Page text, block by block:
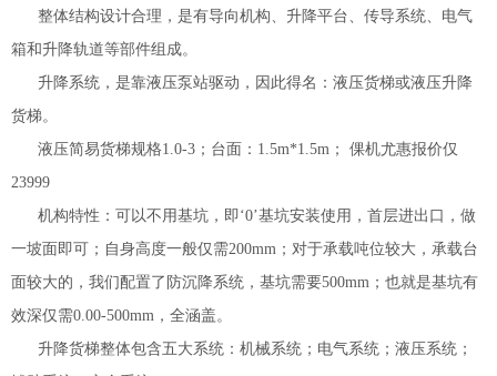
整体结构设计合理，是有导向机构、升降平台、传导系统、电气
箱和升降轨道等部件组成。
升降系统，是靠液压泵站驱动，因此得名：液压货梯或液压升降
货梯。
液压简易货梯规格1.0-3；台面：1.5m*1.5m； 倮机尤惠报价仅
23999
机构特性：可以不用基坑，即‘0’基坑安装使用，首层进出口，做
一坡面即可；自身高度一般仅需200mm；对于承载吨位较大，承载台
面较大的，我们配置了防沉降系统，基坑需要500mm；也就是基坑有
效深仅需0.00-500mm，全涵盖。
升降货梯整体包含五大系统：机械系统；电气系统；液压系统；